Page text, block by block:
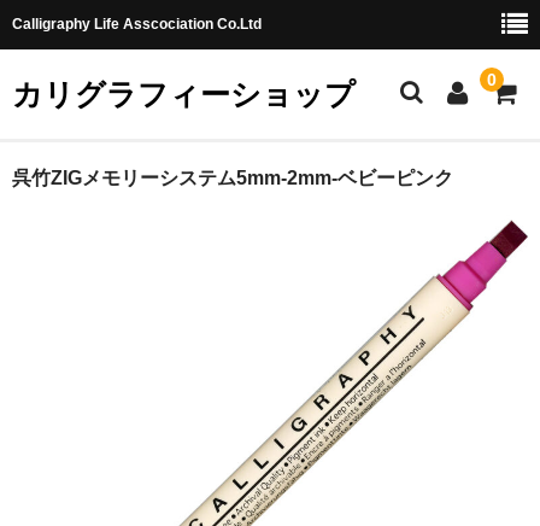
Calligraphy Life Asscociation Co.Ltd
カリグラフィーショップ 0
ホーム
呉竹ZIGメモリーシステム5mm-2mm-ベビーピンク